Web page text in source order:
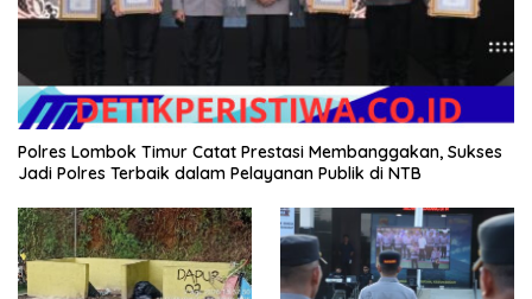
Polres Lombok Timur Catat Prestasi Membanggakan, Sukses
Jadi Polres Terbaik dalam Pelayanan Publik di NTB